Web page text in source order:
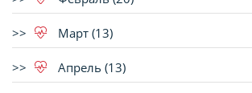
Март (13)
Апрель (13)